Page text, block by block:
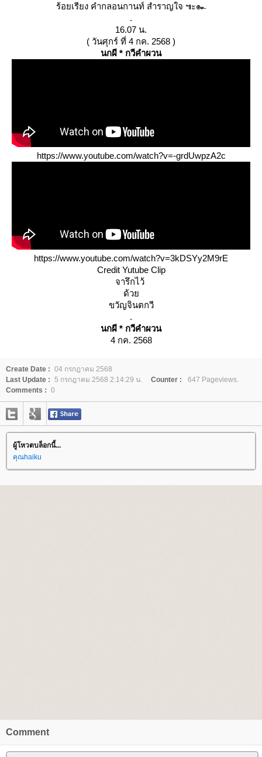
ร้อยเรียง คำกลอนกานท์ สำราญใจ ๚ะ๛
.
16.07 น.
( วันศุกร์ ที่ 4 กค. 2568 )
นกผี * กวีคำผวน
https://www.youtube.com/watch?v=-grdUwpzA2c
https://www.youtube.com/watch?v=3kDSYy2M9rE
Credit Yutube Clip
จารึกไว้
ด้ว
ขวัญจินตกวี
.
นกผี * กวีคำผวน
4 กค. 2568
Create Date : 04 กรกฎาคม 2568
Last Update : 5 กรกฎาคม 2568 2:14:29 น. Counter :
647 Pageviews.
Comments : 0
ผู้โหวตบล็อกนี้...
คุณhaiku
Comment